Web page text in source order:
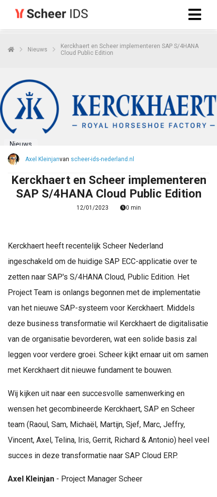
Nieuws
Kerckhaert en Scheer implementeren SAP S/4HANA
Cloud Public Edition
Nieuws
Axel Kleinjanvan scheer-ids-nederland.nl
Kerckhaert en Scheer implementeren
SAP S/4HANA Cloud Public Edition
12/01/2023 0 min
Kerckhaert heeft recentelijk Scheer Nederland
ingeschakeld om de huidige SAP ECC-applicatie over te
zetten naar SAP's S/4HANA Cloud, Public Edition. Het
Project Team is onlangs begonnen met de implementatie
van het nieuwe SAP-systeem voor Kerckhaert. Middels
deze business transformatie wil Kerckhaert de digitalisatie
van de organisatie bevorderen, wat een solide basis zal
leggen voor verdere groei. Scheer kijkt ernaar uit om samen
met Kerckhaert dit nieuwe fundament te bouwen.
Wij kijken uit naar een succesvolle samenwerking en
wensen het gecombineerde Kerckhaert, SAP en Scheer
team (Raoul, Sam, Michaël, Martijn, Sjef, Marc, Jeffry,
Vincent, Axel, Telina, Iris, Gerrit, Richard & Antonio) heel veel
succes in deze transformatie naar SAP Cloud ERP.
Axel Kleinjan - Project Manager Scheer